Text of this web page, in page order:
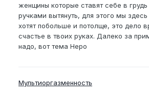
женщины которые ставят себе в
ручками вытянуть, для этого мы
хотят побольше и потолще, это дело
счастье в твоих руках. Далеко за
надо, вот тема Неро
Мультиоргазменность